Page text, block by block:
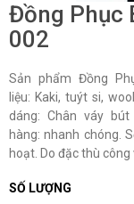
Đồng Phục
002
Sản phẩm Đồng
liệu: Kaki, tuýt si,
dáng: Chân váy
hàng: nhanh chóng.
hoạt. Do đặc thù
SỐ LƯỢNG